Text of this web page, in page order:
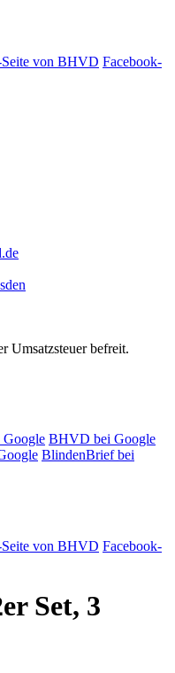
Seite von BHVD Facebook-
Umsatzsteuer befreit.
BHVD bei Google
BlindenBrief bei
Seite von BHVD Facebook-
Set, 3